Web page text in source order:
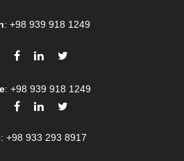
: +98 939 918 1249
: +98 939 918 1249
: +98 933 293 8917